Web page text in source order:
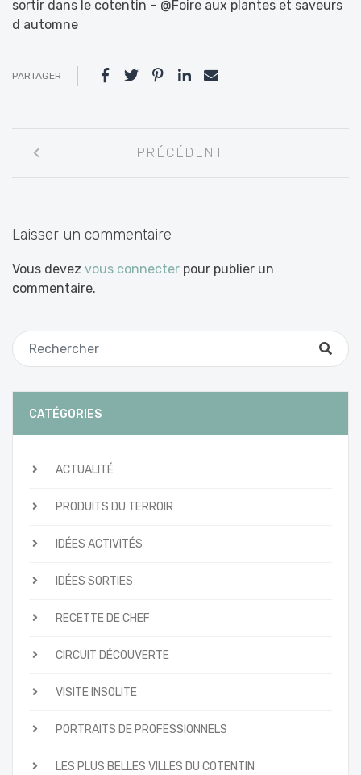
sortir dans le cotentin – @Foire aux plantes et saveurs
d automne
PARTAGER
entre
PRÉCÉDENT
Laisser un commentaire
Vous devez vous connecter pour publier un
commentaire.
CATÉGORIES
ACTUALITÉ
PRODUITS DU TERROIR
IDÉES ACTIVITÉS
IDÉES SORTIES
RECETTE DE CHEF
CIRCUIT DÉCOUVERTE
VISITE INSOLITE
PORTRAITS DE PROFESSIONNELS
LES PLUS BELLES VILLES DU COTENTIN